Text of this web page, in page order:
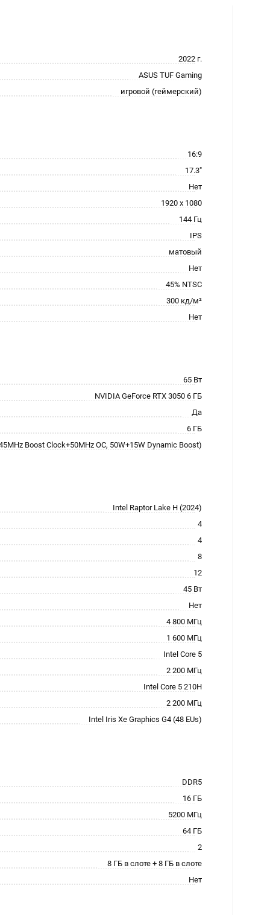
2022 г.
ASUS TUF Gaming
игровой (геймерский)
16:9
17.3"
Нет
1920 x 1080
144 Гц
IPS
матовый
Нет
45% NTSC
300 кд/м²
Нет
65 Вт
NVIDIA GeForce RTX 3050 6 ГБ
Да
6 ГБ
Boost Clock+50MHz OC, 50W+15W Dynamic Boost)
Intel Raptor Lake H (2024)
4
4
8
12
45 Вт
Нет
4 800 МГц
1 600 МГц
Intel Core 5
2 200 МГц
Intel Core 5 210H
2 200 МГц
Intel Iris Xe Graphics G4 (48 EUs)
DDR5
16 ГБ
5200 МГц
64 ГБ
2
8 ГБ в слоте + 8 ГБ в слоте
Нет